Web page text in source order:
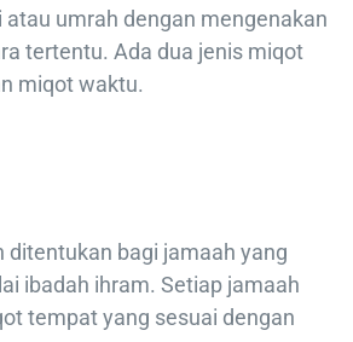
umrah dengan mengenakan
tertentu. Ada dua jenis miqot
miqot waktu.
bagi jamaah yang
ibadah ihram. Setiap jamaah
tempat yang sesuai dengan